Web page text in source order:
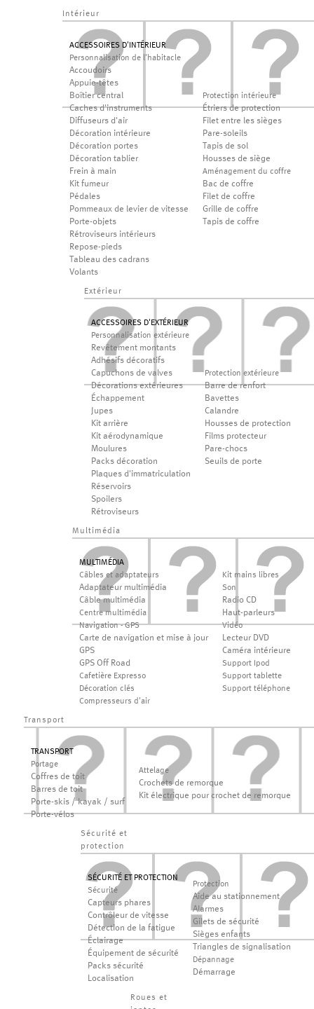
Intérieur
ACCESSOIRES D'INTÉRIEUR
Personnalisation de l'habitacle
Accoudoirs
Appuie-têtes
Boîtier central
Caches d'instruments
Diffuseurs d'air
Décoration intérieure
Décoration portes
Décoration tablier
Frein à main
Kit fumeur
Pédales
Pommeaux de levier de vitesse
Porte-objets
Rétroviseurs intérieurs
Repose-pieds
Tableau des cadrans
Volants
Protection intérieure
Étriers de protection
Filet entre les sièges
Pare-soleils
Tapis de sol
Housses de siège
Aménagement du coffre
Bac de coffre
Filet de coffre
Grille de coffre
Tapis de coffre
Extérieur
ACCESSOIRES D'EXTÉRIEUR
Personnalisation extérieure
Revêtement montants
Adhésifs décoratifs
Capuchons de valves
Décorations extérieures
Échappement
Jupes
Kit arrière
Kit aérodynamique
Moulures
Packs décoration
Plaques d'immatriculation
Réservoirs
Spoilers
Rétroviseurs
Protection extérieure
Barre de renfort
Bavettes
Calandre
Housses de protection
Films protecteur
Pare-chocs
Seuils de porte
Multimédia
MULTIMÉDIA
Câbles et adaptateurs
Adaptateur multimédia
Câble multimédia
Centre multimédia
Navigation - GPS
Carte de navigation et mise à jour
GPS
GPS Off Road
Cafetière Expresso
Décoration clés
Compresseurs d'air
Kit mains libres
Son
Radio CD
Haut-parleurs
Vidéo
Lecteur DVD
Caméra intérieure
Support Ipod
Support tablette
Support téléphone
Transport
TRANSPORT
Portage
Coffres de toit
Barres de toit
Porte-skis / kayak / surf
Porte-vélos
Attelage
Crochets de remorque
Kit électrique pour crochet de remorque
Sécurité et
protection
SÉCURITÉ ET PROTECTION
Sécurité
Capteurs phares
Contrôleur de vitesse
Détection de la fatigue
Éclairage
Équipement de sécurité
Packs sécurité
Localisation
Protection
Aide au stationnement
Alarmes
Gilets de sécurité
Sièges enfants
Triangles de signalisation
Dépannage
Démarrage
Roues et